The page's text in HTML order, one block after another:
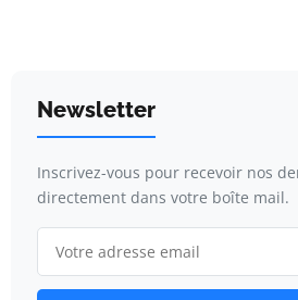
Newsletter
Inscrivez-vous pour recevoir nos
directement dans votre boîte mail.